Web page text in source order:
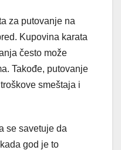
za putovanje na
Kupovina karata
često može
Takođe, putovanje
smeštaja i
se savetuje da
god je to